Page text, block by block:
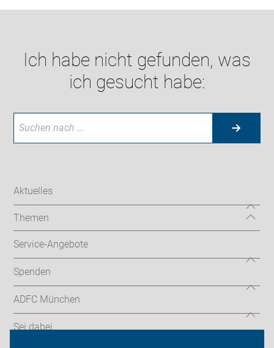
Ich habe nicht gefunden, was
ich gesucht habe:
Aktuelles
Themen
Service-Angebote
Spenden
ADFC München
Sei dabei